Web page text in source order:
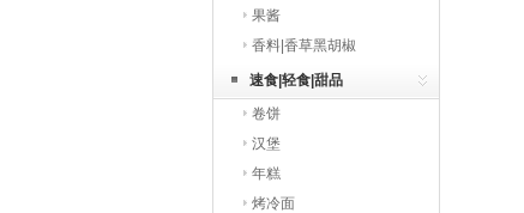
果酱
香料|香草黑胡椒
速食|轻食|甜品
卷饼
汉堡
年糕
烤冷面